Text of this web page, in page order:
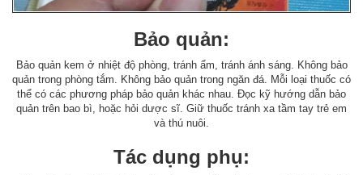
Bảo quản:
Bảo quản kem ở nhiệt độ phòng, tránh ẩm, tránh ánh sáng. Không bảo
quản trong phòng tắm. Không bảo quản trong ngăn đá. Mỗi loại thuốc có
thể có các phương pháp bảo quản khác nhau. Đọc kỹ hướng dẫn bảo
quản trên bao bì, hoặc hỏi dược sĩ. Giữ thuốc tránh xa tầm tay trẻ em
và thú nuôi.
Tác dụng phụ: